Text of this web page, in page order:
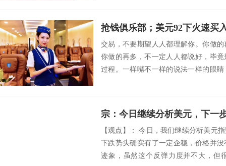
抢钱俱乐部；美元92下火速买
交易，不要期望人人都理解你。你做
你做的再多，不一定人人都说好，毕
过程。一样嘴不一样的说法一样的眼
宗：今日继续分析美元，下一
【观点】： 今日，我们继续分析美元
下跌势头确实有了一定企稳，价格并
迹象，虽然这个反弹力度并不大，但